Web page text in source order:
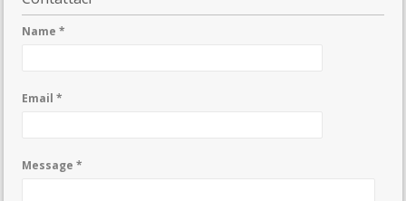
Name *
Email *
Message *